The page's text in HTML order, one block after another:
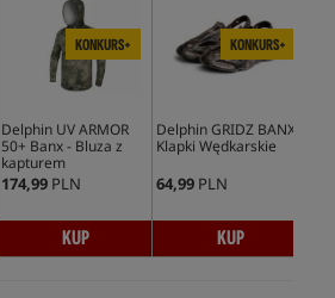
KONKURS+
Delphin UV ARMOR
50+ Banx - Bluza z
kapturem
174,99 PLN
KUP
KONKURS+
Delphin GRIDZ BANX -
Klapki Wędkarskie
64,99 PLN
KUP